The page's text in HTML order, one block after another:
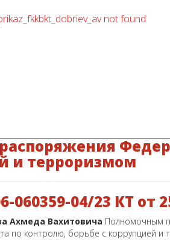
not found
и терроризмом
04/23 КТ от
Ахмеда Вахитовича Полномочным
по контролю, борьбе с коррупцией и